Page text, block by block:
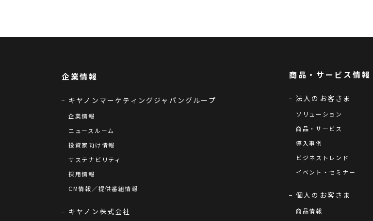
企業情報
キヤノンマーケティングジャパングループ
企業情報
ニュースルーム
投資家向け情報
サステナビリティ
採用情報
CM情報／提供番組情報
キヤノン株式会社
商品・サービス情報
法人のお客さま
ソリューション
商品・サービス
導入事例
ビジネストレンド
イベント・セミナー
個人のお客さま
商品情報